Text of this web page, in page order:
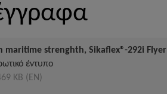
maritime strenghth, Sikaflex®-292i Flyer
έντυπο
KB (EN)